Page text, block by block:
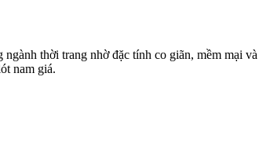
thời trang nhờ đặc tính co giãn, mềm mại
nam giá.